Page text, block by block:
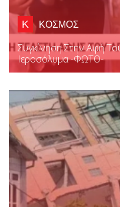
Κ ΚΟΣΜΟΣ
Συγκίνηση Στην Αφή
Ιεροσόλυμα -ΦΩΤΟ-